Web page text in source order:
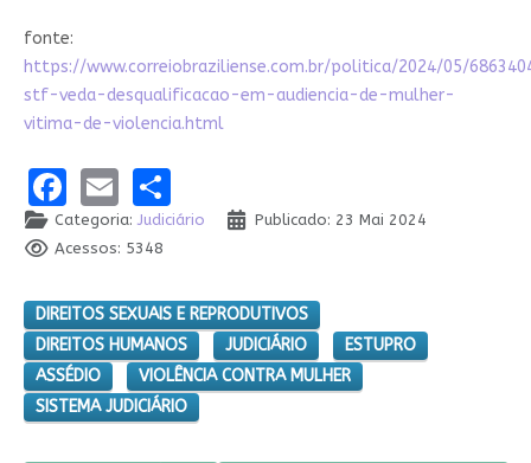
fonte:
https://www.correiobraziliense.com.br/politica/2024/05/
stf-veda-desqualificacao-em-audiencia-de-mulher-
vitima-de-violencia.html
Facebook
EmailShare
Categoria: Judiciário
Publicado: 23 Mai 2024
Acessos: 5348
DIREITOS SEXUAIS E REPRODUTIVOS
DIREITOS HUMANOS
JUDICIÁRIO
ESTUPRO
ASSÉDIO
VIOLÊNCIA CONTRA MULHER
SISTEMA JUDICIÁRIO